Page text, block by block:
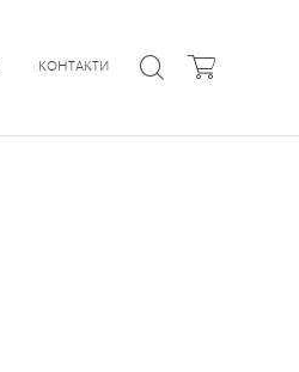
КОНТАКТИ